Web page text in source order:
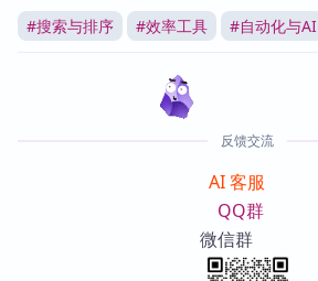
#搜索与排序 #效率工具 #自动化与AI
反馈交流
AI 客服
QQ群
微信群